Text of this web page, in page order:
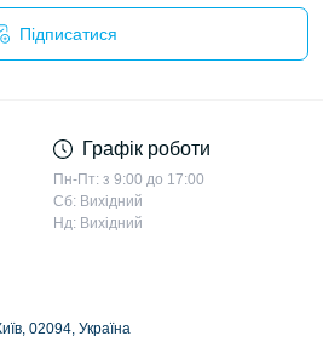
Підписатися
Графік роботи
Пн-Пт: з 9:00 до 17:00
Сб: Вихідний
Нд: Вихідний
02094, Україна